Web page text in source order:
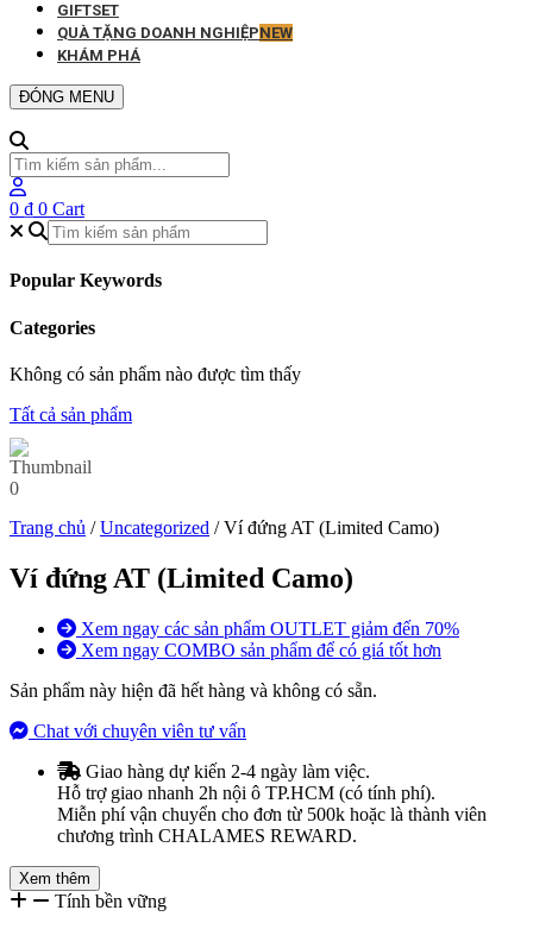
GIFTSET
QUÀ TẶNG DOANH NGHIỆPNEW
KHÁM PHÁ
ĐÓNG MENU
0 ₫ 0 Cart
Popular Keywords
Categories
Không có sản phẩm nào được tìm thấy
Tất cả sản phẩm
Trang chủ /Uncategorized / Ví đứng AT (Limited Camo)
Ví đứng AT (Limited Camo)
Xem ngay các sản phẩm OUTLET giảm đến 70%
Xem ngay COMBO sản phẩm để có giá tốt hơn
Sản phẩm này hiện đã hết hàng và không có sẵn.
Chat với chuyên viên tư vấn
Giao hàng dự kiến 2-4 ngày làm việc.
Hỗ trợ giao nhanh 2h nội ô TP.HCM (có tính phí).
Miễn phí vận chuyển cho đơn từ 500k hoặc là thành viên
chương trình CHALAMES REWARD.
Xem thêm
Tính bền vững